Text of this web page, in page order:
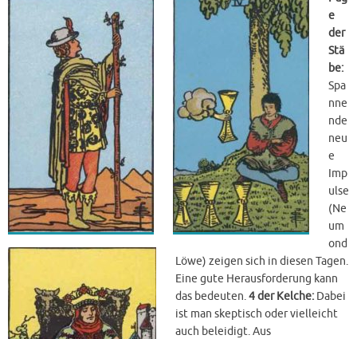
e
der
Stä
be:
Spa
nne
nde
neu
e
Imp
ulse
(Ne
um
ond
Löwe) zeigen sich in diesen Tagen.
Eine gute Herausforderung kann
das bedeuten.4 der Kelche: Dabei
ist man skeptisch oder vielleicht
auch beleidigt. Aus